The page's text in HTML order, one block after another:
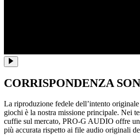
CORRISPONDENZA
La riproduzione fedele dell’intento
giochi è la nostra missione principale. Nei
cuffie sul mercato, PRO-G AUDIO offre
più accurata rispetto ai file audio originali